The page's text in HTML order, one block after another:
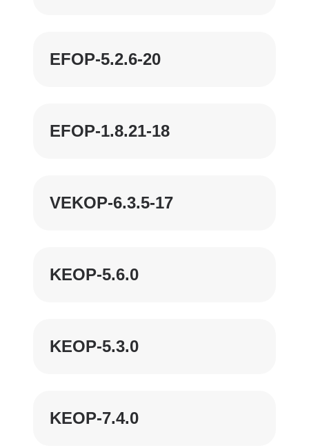
EFOP-5.2.6-20
EFOP-1.8.21-18
VEKOP-6.3.5-17
KEOP-5.6.0
KEOP-5.3.0
KEOP-7.4.0